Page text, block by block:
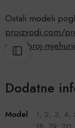
Ostali modeli
proizvodi.com/
veliki-broj-
Dodatne
Model
1, 2, 3, 4,